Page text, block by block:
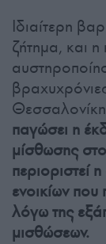
Ιδιαίτερη
ζήτημα, και
παγώσει η
μίσθωσης
περιοριστεί
ενοικίων που
λόγω της
μισθώσεων.